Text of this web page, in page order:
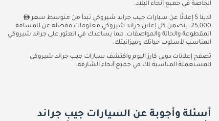
الخاصة في جميع أنحاء البلاد.
لدينا 5 إعلانًا عن سيارات جيب جراند شيروكي تبدأ من متوسط سعر
25,000. يتضمن كل إعلان جراند شيروكي معلومات مفصلة عن المسافة
المقطوعة والحالة والمواصفات، مما يساعدك في العثور على جراند شيروكي
المناسب لأسلوب حياتك وميزانيتك.
تصفح إعلانات دوبي كارز اليوم واكتشف سيارات جيب جراند شيروكي
المستعملة المناسبة لك في جميع أنحاء الشارقة.
أسئلة وأجوبة عن السيارات جيب جراند